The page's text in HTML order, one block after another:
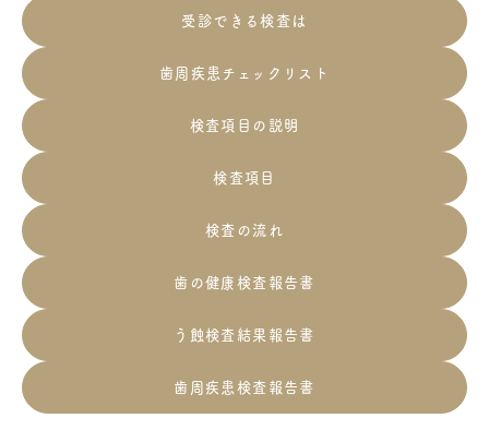
受診できる検査は
歯周疾患チェックリスト
検査項目の説明
検査項目
検査の流れ
歯の健康検査報告書
う蝕検査結果報告書
歯周疾患検査報告書